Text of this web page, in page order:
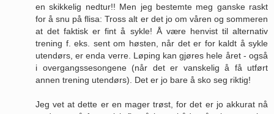
en skikkelig nedtur!! Men jeg bestemte meg ganske raskt
for å snu på flisa: Tross alt er det jo om våren og sommeren
at det faktisk er fint å sykle! Å være henvist til alternativ
trening f. eks. sent om høsten, når det er for kaldt å sykle
utendørs, er enda verre. Løping kan gjøres hele året - også
i overgangssesongene (når det er vanskelig å få utført
annen trening utendørs). Det er jo bare å sko seg riktig!
Jeg vet at dette er en mager trøst, for det er jo akkurat nå